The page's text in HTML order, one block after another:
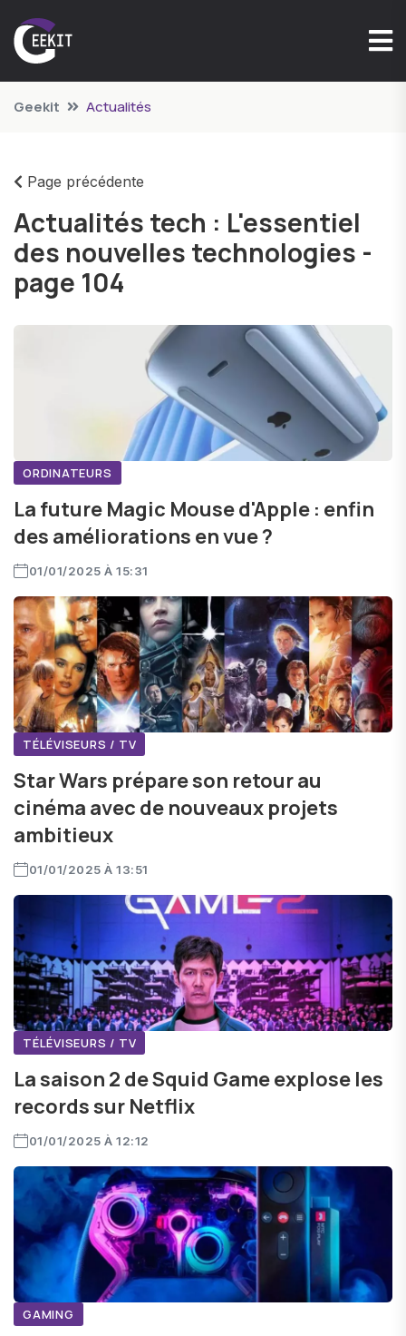
Geekit Actualités
Page précédente
Actualités tech : L'essentiel
des nouvelles technologies -
page 104
ORDINATEURS
La future Magic Mouse d'Apple : enfin
des améliorations en vue ?
01/01/2025 À 15:31
TÉLÉVISEURS / TV
Star Wars prépare son retour au
cinéma avec de nouveaux projets
ambitieux
01/01/2025 À 13:51
TÉLÉVISEURS / TV
La saison 2 de Squid Game explose les
records sur Netflix
01/01/2025 À 12:12
GAMING